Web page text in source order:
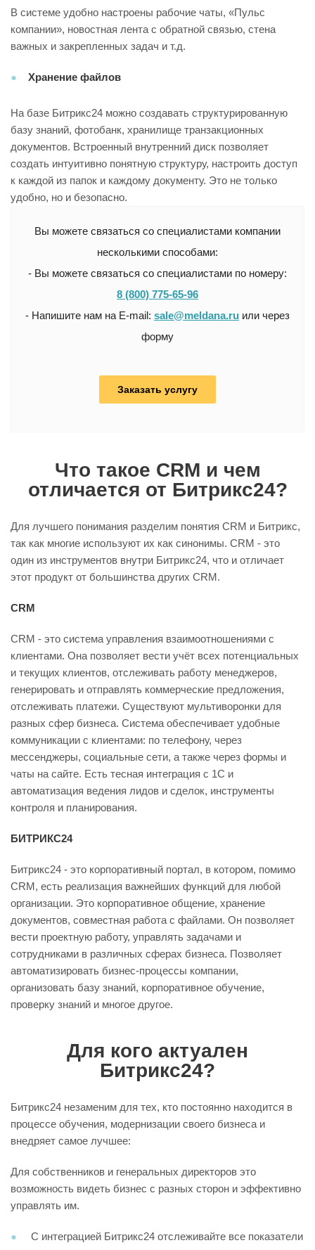
В системе удобно настроены рабочие чаты, «Пульс
компании», новостная лента с обратной связью, стена
важных и закрепленных задач и т.д.
Хранение файлов
На базе Битрикс24 можно создавать структурированную
базу знаний, фотобанк, хранилище транзакционных
документов. Встроенный внутренний диск позволяет
создать интуитивно понятную структуру, настроить доступ
к каждой из папок и каждому документу. Это не только
удобно, но и безопасно.
Вы можете связаться со специалистами компании
несколькими способами:
- Вы можете связаться со специалистами по номеру:
8 (800) 775-65-96
- Напишите нам на E-mail: sale@meldana.ru или через
форму
Заказать услугу
Что такое CRM и чем
отличается от Битрикс24?
Для лучшего понимания разделим понятия CRM и Битрикс,
так как многие используют их как синонимы. CRM - это
один из инструментов внутри Битрикс24, что и отличает
этот продукт от большинства других CRM.
CRM
CRM - это система управления взаимоотношениями с
клиентами. Она позволяет вести учёт всех потенциальных
и текущих клиентов, отслеживать работу менеджеров,
генерировать и отправлять коммерческие предложения,
отслеживать платежи. Существуют мультиворонки для
разных сфер бизнеса. Система обеспечивает удобные
коммуникации с клиентами: по телефону, через
мессенджеры, социальные сети, а также через формы и
чаты на сайте. Есть тесная интеграция с 1С и
автоматизация ведения лидов и сделок, инструменты
контроля и планирования.
БИТРИКС24
Битрикс24 - это корпоративный портал, в котором, помимо
CRM, есть реализация важнейших функций для любой
организации. Это корпоративное общение, хранение
документов, совместная работа с файлами. Он позволяет
вести проектную работу, управлять задачами и
сотрудниками в различных сферах бизнеса. Позволяет
автоматизировать бизнес-процессы компании,
организовать базу знаний, корпоративное обучение,
проверку знаний и многое другое.
Для кого актуален
Битрикс24?
Битрикс24 незаменим для тех, кто постоянно находится в
процессе обучения, модернизации своего бизнеса и
внедряет самое лучшее:
Для собственников и генеральных директоров это
возможность видеть бизнес с разных сторон и эффективно
управлять им.
С интеграцией Битрикс24 отслеживайте все показатели